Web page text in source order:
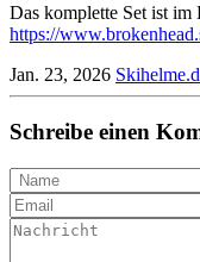
Das komplette Set ist
https://
Jan. 23, 2026
Schreibe einen